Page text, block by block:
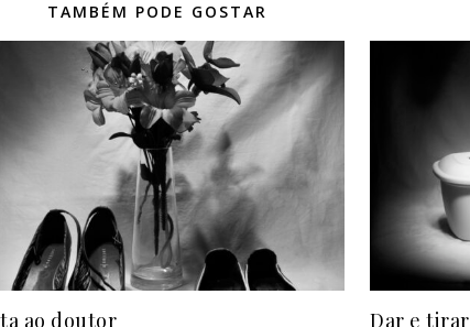
TAMBÉM PODE GOSTAR
ao doutor Dar e tirar